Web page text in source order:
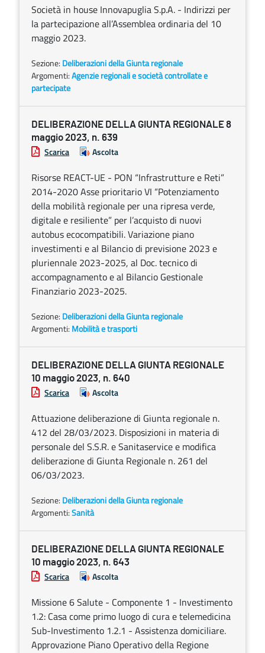
Società in house Innovapuglia S.p.A. - Indirizzi per
la partecipazione all’Assemblea ordinaria del 10
maggio 2023.
Sezione: Deliberazioni della Giunta regionale
Argomenti:Agenzie regionali e società controllate e
partecipate
DELIBERAZIONE DELLA GIUNTA REGIONALE 8
maggio 2023, n. 639
Scarica Ascolta
Risorse REACT-UE - PON “Infrastrutture e Reti”
2014-2020 Asse prioritario VI “Potenziamento
della mobilità regionale per una ripresa verde,
digitale e resiliente” per l’acquisto di nuovi
autobus ecocompatibili. Variazione piano
investimenti e al Bilancio di previsione 2023 e
pluriennale 2023-2025, al Doc. tecnico di
accompagnamento e al Bilancio Gestionale
Finanziario 2023-2025.
Sezione: Deliberazioni della Giunta regionale
Argomenti: Mobilità e trasporti
DELIBERAZIONE DELLA GIUNTA REGIONALE
10 maggio 2023, n. 640
Scarica Ascolta
Attuazione deliberazione di Giunta regionale n.
412 del 28/03/2023. Disposizioni in materia di
personale del S.S.R. e Sanitaservice e modifica
deliberazione di Giunta Regionale n. 261 del
06/03/2023.
Sezione: Deliberazioni della Giunta regionale
Argomenti:Sanità
DELIBERAZIONE DELLA GIUNTA REGIONALE
10 maggio 2023, n. 643
Scarica Ascolta
Missione 6 Salute - Componente 1 - Investimento
1.2: Casa come primo luogo di cura e telemedicina
Sub-Investimento 1.2.1 - Assistenza domiciliare.
Approvazione Piano Operativo della Regione